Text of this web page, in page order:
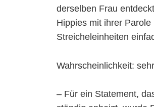
derselben Frau
Hippies mit ihrer Parole
Streicheleinheiten
Wahrscheinlichkeit:
– Für ein Statement,